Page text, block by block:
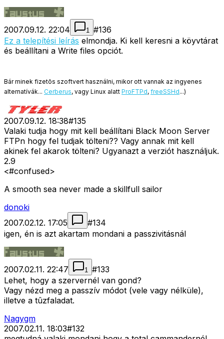
2007.09.12. 22:04 1 #136
Ez a telepítési leírás elmondja. Ki kell keresni a köyvtárat
és beállítani a Write files opciót.
Bár minek fizetõs szoftvert használni, mikor ott vannak az ingyenes
alternatívák... Cerberus, vagy Linux alatt ProFTPd, freeSSHd...)
2007.09.12. 18:38#135
Valaki tudja hogy mit kell beállítani Black Moon Server
FTPn hogy fel tudjak tölteni?? Vagy annak mit kell
akinek fel akarok tölteni? Ugyanazt a verziót használjuk.
2.9
<#confused>
A smooth sea never made a skillfull sailor
donoki
2007.02.12. 17:05
#134
igen, én is azt akartam mondani a passzivitásnál
2007.02.11. 22:47 1 #133
Lehet, hogy a szervernél van gond?
Vagy nézd meg a passzív módot (vele vagy nélküle),
illetve a tûzfaladat.
Nagygm
2007.02.11. 18:03#132